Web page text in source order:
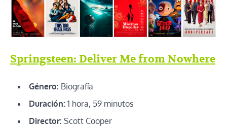
Springsteen: Deliver Me from Nowhere
Género: Biografía
Duración: 1 hora, 59 minutos
Director: Scott Cooper